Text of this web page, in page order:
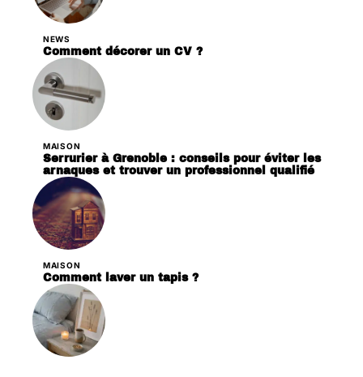
NEWS
Comment décorer un CV ?
MAISON
Serrurier à Grenoble : conseils pour éviter les
arnaques et trouver un professionnel qualifié
MAISON
Comment laver un tapis ?